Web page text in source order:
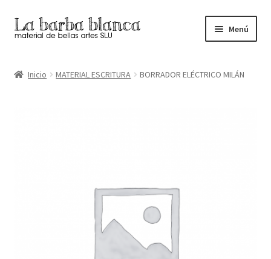
Ir
a
navegación
Ir
al
Menú
Inicio MATERIAL ESCRITURA BORRADOR ELÉCTRICO MILÁN